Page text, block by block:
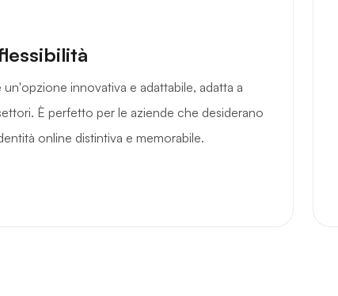
innovativa e adattabile, adatta a
È perfetto per le aziende che desiderano
online distintiva e memorabile.